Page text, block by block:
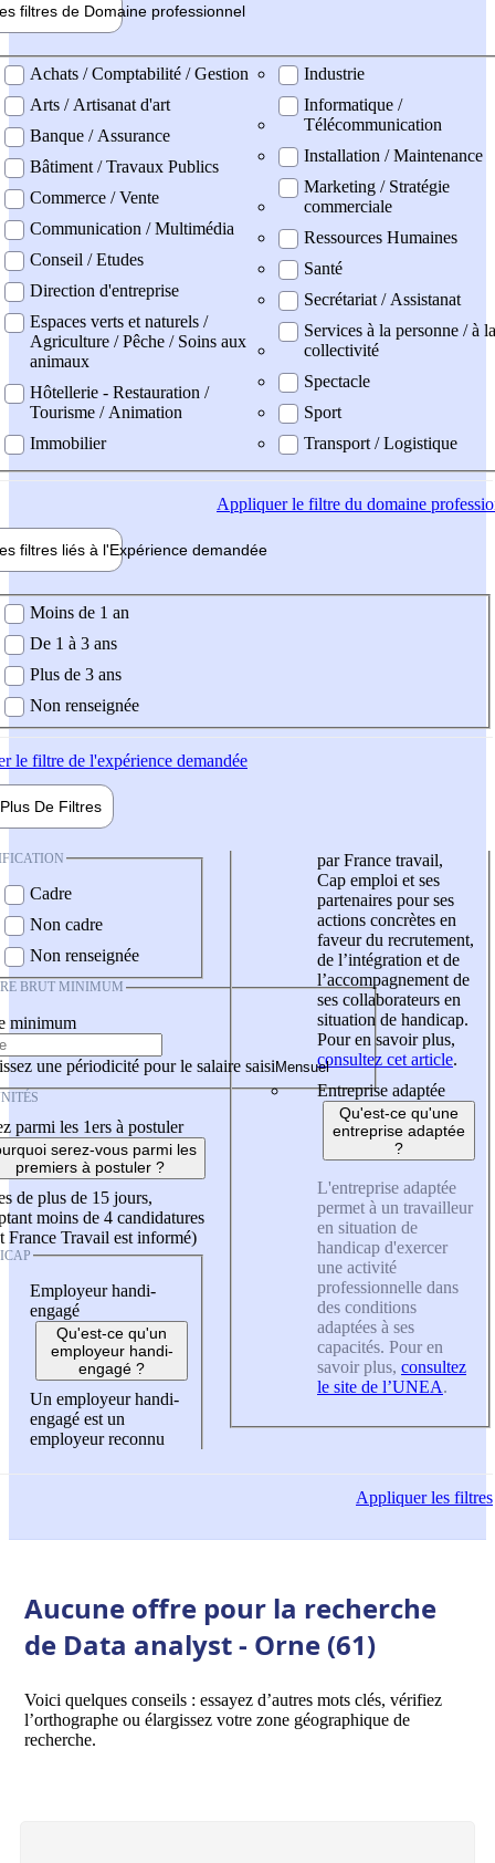
filtres de Domaine professionnel
professionel
Achats / Comptabilité / Gestion
Arts / Artisanat d'art
Banque / Assurance
Bâtiment / Travaux Publics
Commerce / Vente
Communication / Multimédia
Conseil / Etudes
Direction d'entreprise
Espaces verts et naturels /
Agriculture / Pêche / Soins aux
animaux
Hôtellerie - Restauration /
Tourisme / Animation
Immobilier
Industrie
Informatique /
Télécommunication
Installation / Maintenance
Marketing / Stratégie
commerciale
Ressources Humaines
Santé
Secrétariat / Assistanat
Services à la personne / à la
collectivité
Spectacle
Sport
Transport / Logistique
Appliquerle filtre du domaine
filtres liés à l'Expérience demandée
demandée
Moins de 1 an
De 1 à 3 ans
Plus de 3 ans
Non renseignée
le filtre de l'expérience demandée
Plus De Filtres
Cadre
Non cadre
Non renseignée
BRUT MINIMUM
minimum
une périodicité pour le salaire saisi
parmi les 1ers à postuler
serez-vous parmi les
premiers à postuler ?
de plus de 15 jours,
moins de 4 candidatures
France Travail est informé)
Employeur handi-
engagé
Qu'est-ce qu'un
employeur handi-
engagé ?
Un employeur handi-
engagé est un
employeur reconnu
par France travail,
Cap emploi et ses
partenaires pour ses
actions concrètes en
faveur du recrutement,
de l’intégration et de
l’accompagnement de
ses collaborateurs en
situation de handicap.
Pour en savoir plus,
consultez cet article.
Entreprise adaptée
Qu'est-ce qu'une
entreprise adaptée
?
L'entreprise adaptée
permet à un travailleur
en situation de
handicap d'exercer
une activité
professionnelle dans
des conditions
adaptées à ses
capacités. Pour en
savoir plus, consultez
le site de l’UNEA.
Appliquerles filtres
Aucune offre pour la recherche
de Data analyst - Orne (61)
Voici quelques conseils : essayez d’autres mots clés, vérifiez
l’orthographe ou élargissez votre zone géographique de
recherche.